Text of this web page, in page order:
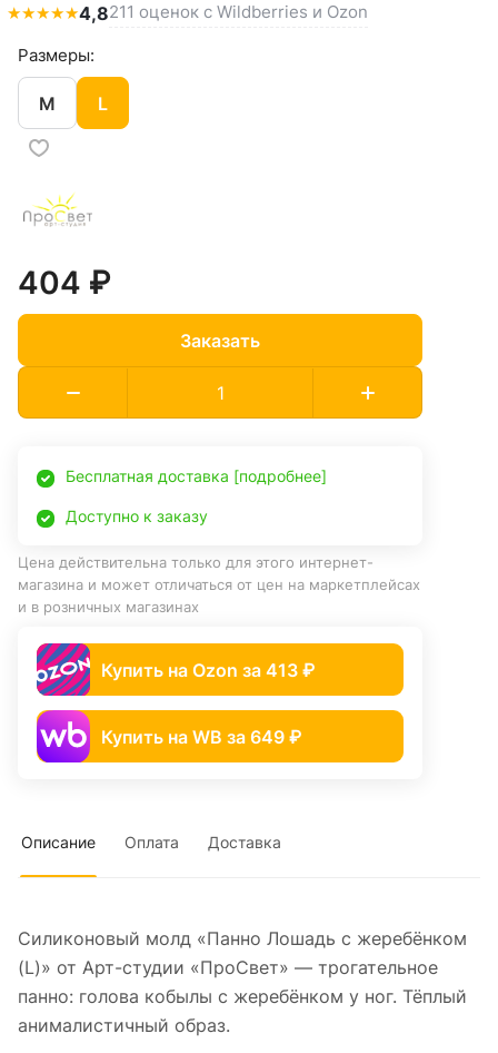
★★★★★4,8211 оценок с Wildberries и Ozon
Размеры:
M L
404 ₽
Заказать
Бесплатная доставка [подробнее]
Доступно к заказу
Цена действительна только для этого интернет-
магазина и может отличаться от цен на маркетплейсах
и в розничных магазинах
Купить на Ozon за 413 ₽
Купить на WB за 649 ₽
Описание Оплата Доставка
Силиконовый молд «Панно Лошадь с жеребёнком
(L)» от Арт-студии «ПроСвет» — трогательное
панно: голова кобылы с жеребёнком у ног. Тёплый
анималистичный образ.